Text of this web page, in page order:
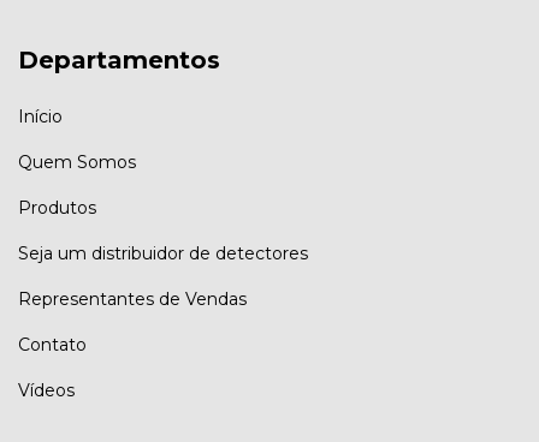
Departamentos
Início
Quem Somos
Produtos
Seja um distribuidor de detectores
Representantes de Vendas
Contato
Vídeos